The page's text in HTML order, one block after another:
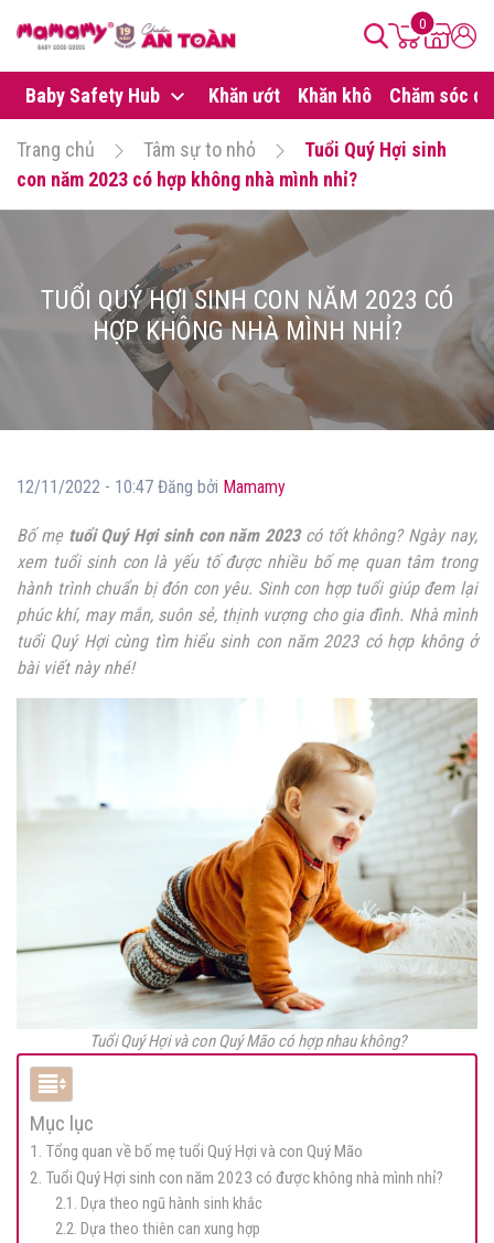
0
Baby Safety Hub Khăn ướt Khăn khô Chăm sóc da
Trang chủ Tâm sự to nhỏ
Tuổi Quý Hợi sinh
con năm 2023 có hợp không nhà mình nhỉ?
TUỔI QUÝ HỢI SINH CON NĂM 2023 CÓ
HỢP KHÔNG NHÀ MÌNH NHỈ?
12/11/2022 - 10:47 Đăng bởi Mamamy
Bố mẹ tuổi Quý Hợi sinh con năm 2023có tốt không? Ngày nay,
xem tuổi sinh con là yếu tố được nhiều bố mẹ quan tâm trong
hành trình chuẩn bị đón con yêu. Sinh con hợp tuổi giúp đem lại
phúc khí, may mắn, suôn sẻ, thịnh vượng cho gia đình. Nhà mình
tuổi Quý Hợi cùng tìm hiểu sinh con năm 2023 có hợp không ở
bài viết này nhé!
Tuổi Quý Hợi và con Quý Mão có hợp nhau không?
Mục lục
1. Tổng quan về bố mẹ tuổi Quý Hợi và con Quý Mão
2. Tuổi Quý Hợi sinh con năm 2023 có được không nhà mình nhỉ?
2.1. Dựa theo ngũ hành sinh khắc
2.2. Dựa theo thiên can xung hợp